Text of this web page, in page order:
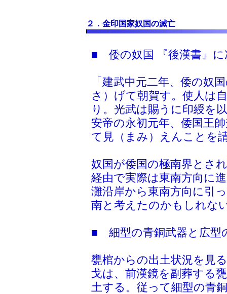
２．金印国家奴国の滅亡
■ 倭の奴国 『後漢書』に
「建武中元二年、倭の奴
さ）げて朝賀す。使人は
り。光武は賜うに印綬を
安帝の永初元年、倭国王
て見（まみ）えんことを
奴国が倭国の極南界とさ
経由で実際は東南方向に
灘沿岸から東南方向に引
南と考えたのかもしれな
■ 細型の青銅武器と広型
甕棺からの出土状況を見
戈は、前漢鏡を副葬する
土する。従って細型の青